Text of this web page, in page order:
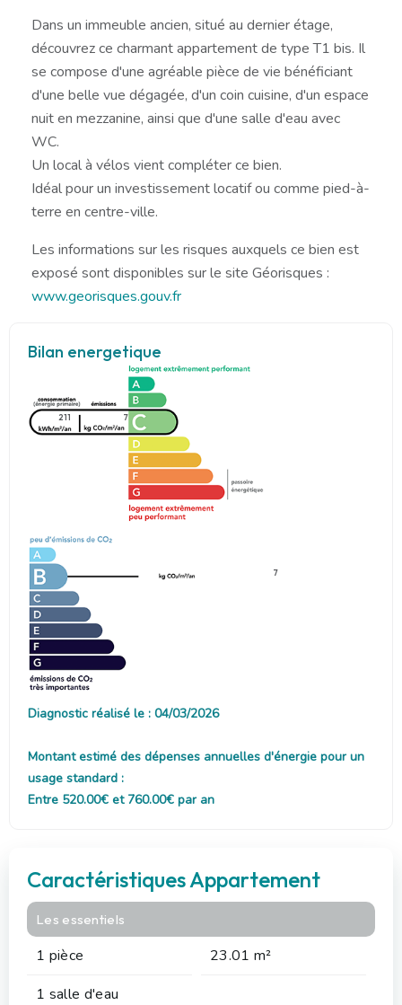
Dans un immeuble ancien, situé au dernier étage,
découvrez ce charmant appartement de type T1 bis. Il
se compose d'une agréable pièce de vie bénéficiant
d'une belle vue dégagée, d'un coin cuisine, d'un espace
nuit en mezzanine, ainsi que d'une salle d'eau avec
WC.
Un local à vélos vient compléter ce bien.
Idéal pour un investissement locatif ou comme pied-à-
terre en centre-ville.
Les informations sur les risques auxquels ce bien est
exposé sont disponibles sur le site Géorisques :
www.georisques.gouv.fr
Bilan energetique
211 7
7
Diagnostic réalisé le : 04/03/2026
Montant estimé des dépenses annuelles d'énergie pour un
usage standard :
Entre 520.00€ et 760.00€ par an
Caractéristiques Appartement
Les essentiels
1 pièce
23.01 m²
1 salle d'eau